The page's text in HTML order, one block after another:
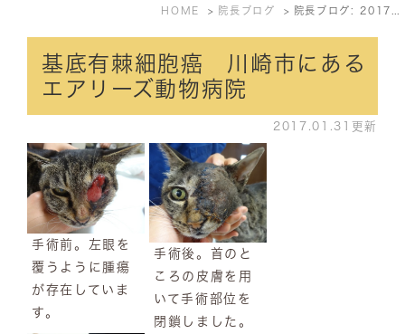
HOME 院長ブログ
基底有棘細胞癌 川崎市にある
エアリーズ動物病院
2017.01.31更新
手術前。左眼を
覆うように腫瘍
が存在していま
す。
手術後。首のと
ころの皮膚を用
いて手術部位を
閉鎖しました。